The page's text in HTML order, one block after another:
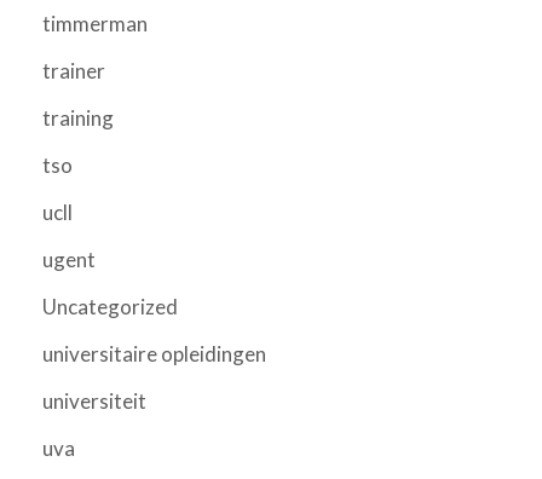
timmerman
trainer
training
tso
ucll
ugent
Uncategorized
universitaire opleidingen
universiteit
uva